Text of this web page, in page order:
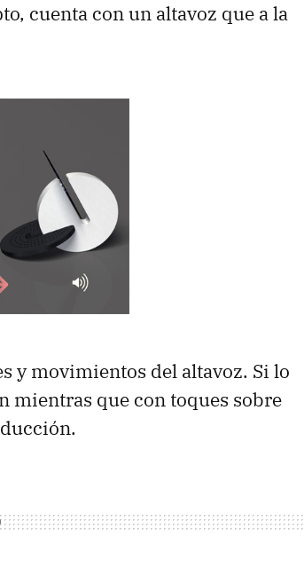
cuenta con un altavoz que a la
y movimientos del altavoz. Si lo
mientras que con toques sobre